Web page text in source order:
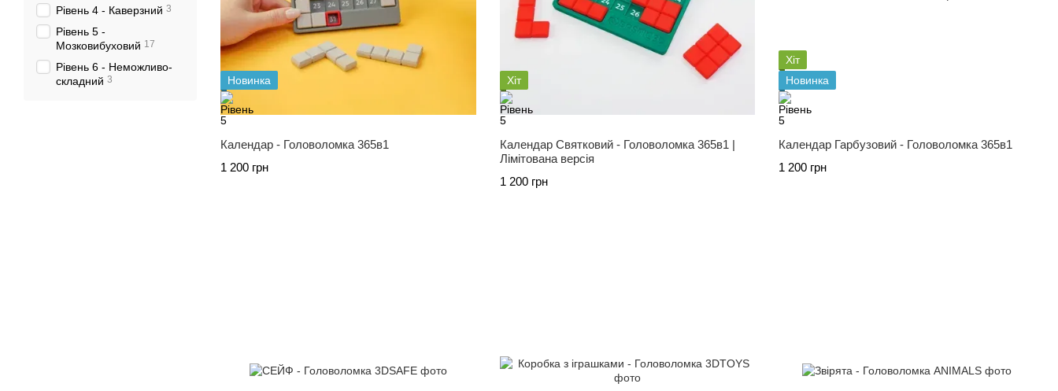
Новинка
Календар - Головоломка 365в1
1 200 грн
Хіт
Календар Святковий - Головоломка 365в1 |
Лімітована версія
1 200 грн
Хіт
Новинка
Календар Гарбузовий - Головоломка 365в1
1 200 грн
Рівень 4 - Каверзний 3
Рівень 5 -
Мозковибуховий 17
Рівень 6 - Неможливо-
складний 3